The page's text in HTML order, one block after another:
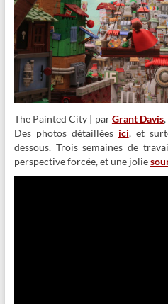
The Painted City | parGrant Davis
Des photos détaillées ici, et
dessous. Trois semaines de
perspective forcée, et une jolie